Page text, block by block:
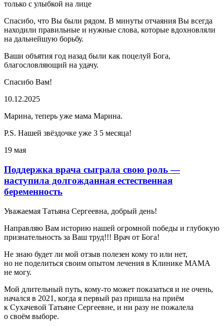
только с улыбкой на лице
Спасибо, что Вы были рядом. В минуты отчаяния Вы всегда
находили правильные и нужные слова, которые вдохновляли
на дальнейшую борьбу.
Ваши объятия год назад были как поцелуй Бога,
благословляющий на удачу.
Спасибо Вам!
10.12.2025
Марина, теперь уже мама Марина.
P.S. Нашей звёздочке уже 3 5 месяца!
19 мая
Поддержка врача сыграла свою роль —
наступила долгожданная естественная
беременность
Уважаемая Татьяна Сергеевна, добрый день!
Направляю Вам историю нашей огромной победы и глубокую
признательность за Ваш труд!!! Врач от Бога!
Не знаю будет ли мой отзыв полезен кому то или нет,
но не поделиться своим опытом лечения в Клинике МАМА
не могу.
Мой длительный путь, кому-то может показаться и не очень,
начался в 2021, когда я первый раз пришла на приём
к Сухачевой Татьяне Сергеевне, и ни разу не пожалела
о своём выборе.